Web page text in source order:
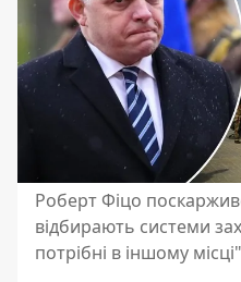
Роберт Фіцо
відбирають системи
потрібні в іншому місці"